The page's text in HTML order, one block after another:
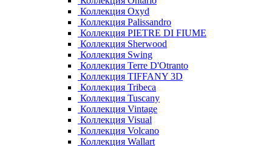
Коллекция Oxyd
Коллекция Palissandro
Коллекция PIETRE DI FIUME
Коллекция Sherwood
Коллекция Swing
Коллекция Terre D'Otranto
Коллекция TIFFANY 3D
Коллекция Tribeca
Коллекция Tuscany
Коллекция Vintage
Коллекция Visual
Коллекция Volcano
Коллекция Wallart